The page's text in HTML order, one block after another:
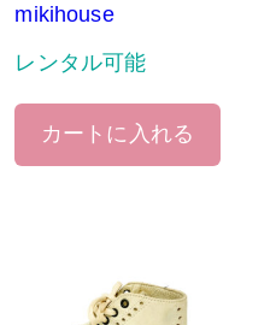
mikihouse
レンタル可能
カートに入れる